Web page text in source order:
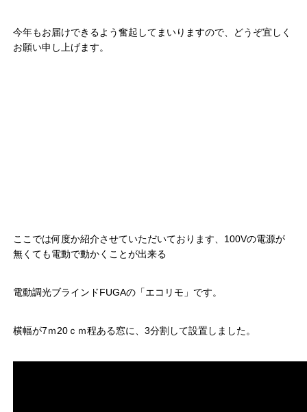
今年もお届けできるよう奮起してまいりますので、どうぞ宜しく
お願い申し上げます。
ここでは何度か紹介させていただいております、100Vの電源が
無くても電動で動かくことが出来る
電動調光ブラインドFUGAの「エコリモ」です。
横幅が7ｍ20ｃｍ程ある窓に、3分割して設置しました。